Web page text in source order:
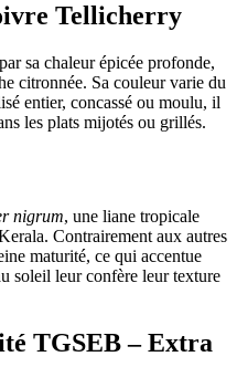
Tellicherry
sa chaleur épicée profonde,
citronnée. Sa couleur varie du
entier, concassé ou moulu, il
les plats mijotés ou grillés.
nigrum, une liane tropicale
Contrairement aux autres
maturité, ce qui accentue
soleil leur confère leur texture
TGSEB – Extra